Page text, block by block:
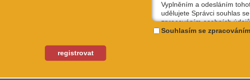
NAVIGOVAT
registrovat
Vyplněním a odesláním
udělujete Správci souhlas se
zpracováním osobních
uživatelské jméno, email, IP
Souhlasím se